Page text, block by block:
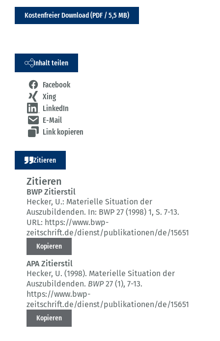
Kostenfreier Download (PDF / 5,5 MB)
Inhalt teilen
Facebook
Xing
LinkedIn
E-Mail
Link kopieren
Zitieren
Zitieren
BWP Zitierstil
Hecker, U.: Materielle Situation der
Auszubildenden. In: BWP 27 (1998) 1, S. 7-13.
URL: https://www.bwp-
zeitschrift.de/dienst/publikationen/de/15651
Kopieren
APA Zitierstil
Hecker, U. (1998). Materielle Situation der
Auszubildenden. BWP27 (1), 7-13.
https://www.bwp-
zeitschrift.de/dienst/publikationen/de/15651
Kopieren